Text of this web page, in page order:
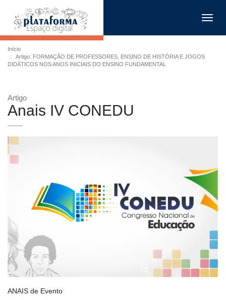
Início
Artigo: FORMAÇÃO DE PROFESSORES, ENSINO DE HISTÓRIA E JOGOS
DIDÁTICOS NOS ANOS INICIAIS DO ENSINO FUNDAMENTAL
Artigo
Anais IV CONEDU
ANAIS de Evento